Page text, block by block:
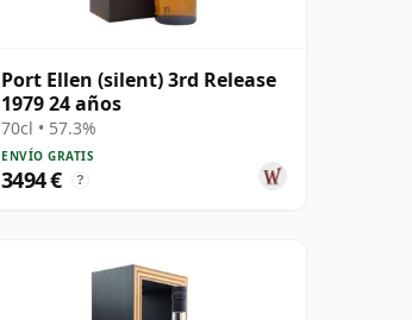
Port Ellen (silent) 3rd Release
1979 24 años
70cl • 57.3%
ENVÍO GRATIS
3494 € ?